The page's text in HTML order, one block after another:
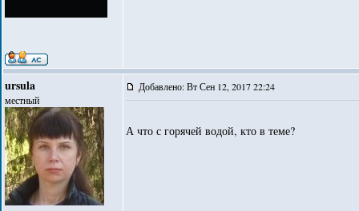
ursula
местный
Добавлено: Вт Сен 12, 2017 22:24
А что с горячей водой, кто в теме?